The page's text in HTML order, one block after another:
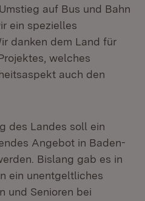
auf Bus und Bahn
ein spezielles
danken dem Land für
welches
auch den
des Landes soll ein
Angebot in Baden-
Bislang gab es in
ein unentgeltliches
und Senioren bei